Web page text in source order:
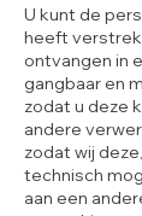
U kunt de
heeft
ontvangen in
gangbaar en
zodat u deze
andere
zodat wij
technisch
aan een